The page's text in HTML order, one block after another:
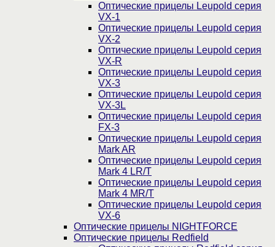
Оптические прицелы Leupold серия
VX-1
Оптические прицелы Leupold серия
VX-2
Оптические прицелы Leupold серия
VX-R
Оптические прицелы Leupold серия
VX-3
Оптические прицелы Leupold серия
VX-3L
Оптические прицелы Leupold серия
FX-3
Оптические прицелы Leupold серия
Mark AR
Оптические прицелы Leupold серия
Mark 4 LR/T
Оптические прицелы Leupold серия
Mark 4 MR/T
Оптические прицелы Leupold серия
VX-6
Оптические прицелы NIGHTFORCE
Оптические прицелы Redfield